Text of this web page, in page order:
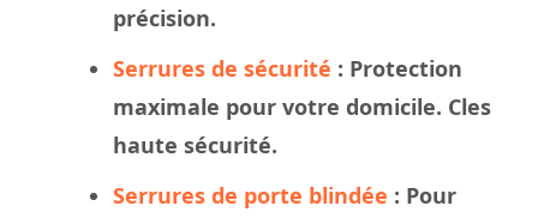
précision.
Serrures de sécurité : Protection
maximale pour votre domicile. Cles
haute sécurité.
Serrures de porte blindée : Pour